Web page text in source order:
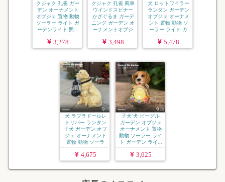
クジャク 孔雀 ガー
デン オーナメント
オブジェ 置物 動物
ソーラー ライト ガ
ーデンライト 照...
3,278
クジャク 孔雀 風車
ウインドスピナー
かざぐるま ガーデ
ニング ガーデン オ
ーナメントオブジ
ェ ...
3,498
犬 ロットワイラー
ランタン ガーデン
オブジェ オーナメ
ント 置物 動物 ソ
ーラー ライト ガ
ー...
5,478
犬 ラブラドールレ
トリバー ランタン
子犬 ガーデン オブ
ジェ オーナメント
置物 動物 ソーラ
ー...
4,675
子犬 犬 ビーグル
ガーデン オブジェ
オーナメント 置物
動物 ソーラー ライ
ト ガーデン ライ...
3,025